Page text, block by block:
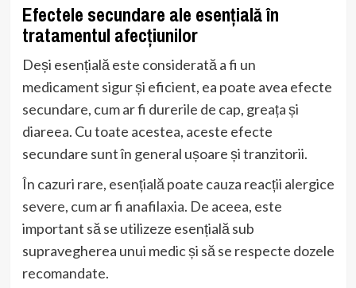
Efectele secundare ale esențială în
tratamentul afecțiunilor
Deși esențială este considerată a fi un
medicament sigur și eficient, ea poate avea efecte
secundare, cum ar fi durerile de cap, greața și
diareea. Cu toate acestea, aceste efecte
secundare sunt în general ușoare și tranzitorii.
În cazuri rare, esențială poate cauza reacții alergice
severe, cum ar fi anafilaxia. De aceea, este
important să se utilizeze esențială sub
supravegherea unui medic și să se respecte dozele
recomandate.